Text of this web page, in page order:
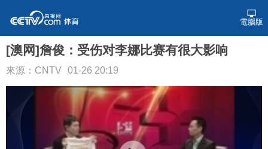
電腦版
[澳网]詹俊：受伤对李娜比赛有很大影响
來源：CNTV 01-26 20:19